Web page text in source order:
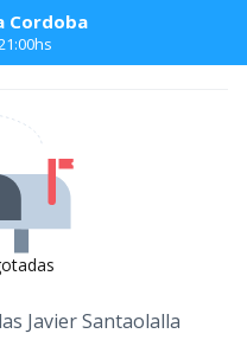
Cordoba
Javier Santaolalla